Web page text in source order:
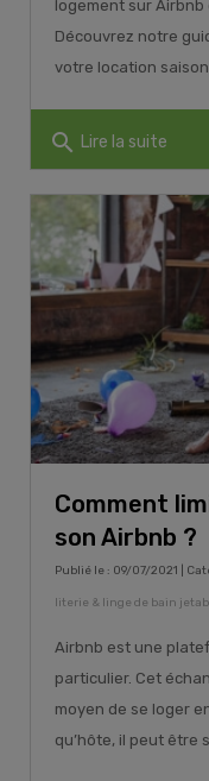
logement sur
Découvrez notre
votre location
search Lire la suite
Comment
son Airbnb ?
Publié le : 09/07/2021 |
literie & linge de bain
Airbnb est une
particulier. Cet
moyen de se loger
qu’hôte, il peut être